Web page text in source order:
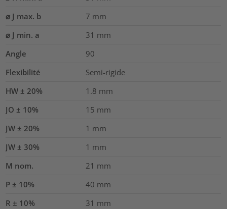
⌀ J max. b
7 mm
⌀ J min. a
31 mm
Angle
90
Flexibilité
Semi-rigide
HW ± 20%
1.8 mm
JO ± 10%
15 mm
JW ± 20%
1 mm
JW ± 30%
1 mm
M nom.
21 mm
P ± 10%
40 mm
R ± 10%
31 mm